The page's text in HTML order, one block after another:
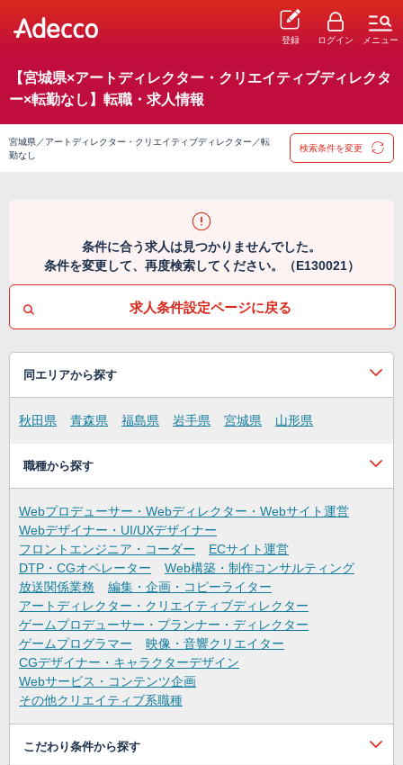
登録 ログイン メニュー
【宮城県×アートディレクター・クリエイティブディレクタ
ー×転勤なし】転職・求人情報
宮城県／アートディレクター・クリエイティブディレクター／転
勤なし
検索条件を変更
条件に合う求人は見つかりませんでした。
条件を変更して、再度検索してください。（E130021）
求人条件設定ページに戻る
同エリアから探す
秋田県 青森県 福島県 岩手県 宮城県 山形県
職種から探す
Webプロデューサー・Webディレクター・Webサイト運営
Webデザイナー・UI/UXデザイナー
フロントエンジニア・コーダー
ECサイト運営
DTP・CGオペレーター
Web構築・制作コンサルティング
放送関係業務
編集・企画・コピーライター
アートディレクター・クリエイティブディレクター
ゲームプロデューサー・プランナー・ディレクター
ゲームプログラマー
映像・音響クリエイター
CGデザイナー・キャラクターデザイン
Webサービス・コンテンツ企画
その他クリエイティブ系職種
こだわり条件から探す